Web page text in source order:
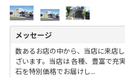
メッセージ
数あるお店の中から、当店に来店
ざいます。当店は 各種、豊富で充
石を特別価格でお届けし...